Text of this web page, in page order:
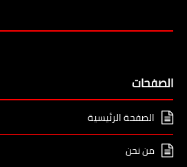
الصفحات
الصفحة الرئيسية
من نحن